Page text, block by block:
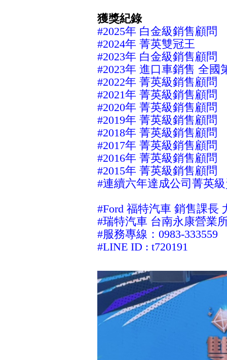
獲獎紀錄
#2025年 白金級銷售顧問
#2024年 菁英雙冠王
#2023年 白金級銷售顧問
#2023年 進口車銷售 全國
#2022年 菁英級銷售顧問
#2021年 菁英級銷售顧問
#2020年 菁英級銷售顧問
#2019年 菁英級銷售顧問
#2018年 菁英級銷售顧問
#2017年 菁英級銷售顧問
#2016年 菁英級銷售顧問
#2015年 菁英級銷售顧問
#連續六年達成公司菁英
#Ford 福特汽車 銷售課長
#瑞特汽車 台南永康營業
#服務專線：0983-333559
#LINE ID : t720191